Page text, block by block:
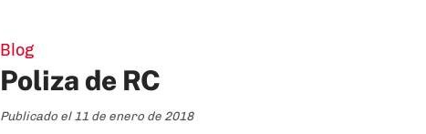
Blog
Poliza de RC
Publicado el 11 de enero de 2018